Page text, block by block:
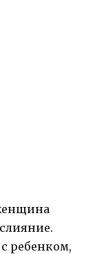
ребенком,